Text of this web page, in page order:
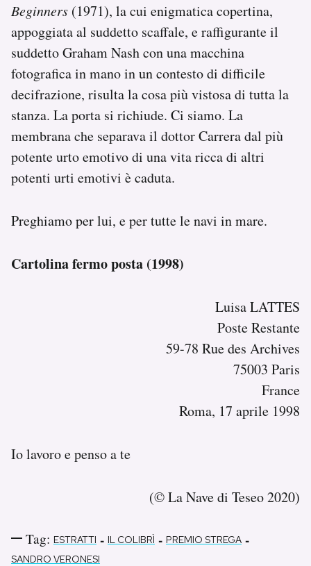
Beginners (1971), la cui enigmatica copertina,
appoggiata al suddetto scaffale, e raffigurante il
suddetto Graham Nash con una macchina
fotografica in mano in un contesto di difficile
decifrazione, risulta la cosa più vistosa di tutta la
stanza. La porta si richiude. Ci siamo. La
membrana che separava il dottor Carrera dal più
potente urto emotivo di una vita ricca di altri
potenti urti emotivi è caduta.
Preghiamo per lui, e per tutte le navi in mare.
Cartolina fermo posta (1998)
Luisa LATTES
Poste Restante
59-78 Rue des Archives
75003 Paris
France
Roma, 17 aprile 1998
Io lavoro e penso a te
(© La Nave di Teseo 2020)
Tag: ESTRATTI - IL COLIBRÌ - PREMIO STREGA -
SANDRO VERONESI